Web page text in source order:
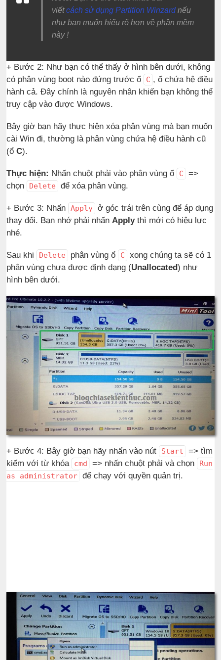
viếtcách sử dụng Partition Winzardnếu
như bạn muốn hiểu rõ hơn về phần mềm
này !
+ Bước 2: Như bạn có thể thấy ở hình bên dưới, không
có phân vùng boot nào đứng trước ổ
C , ổ chứa hệ điều
hành cả. Đây chính là nguyên nhân khiến bạn không thể
truy cập vào được Windows.
Bây giờ bạn hãy thực hiện xóa phân vùng mà bạn muốn
cài Win đi, thường là phân vùng chứa hệ điều hành cũ
(ổC).
Thực hiện: Nhấn chuột phải vào phân vùng ổ C
=>
chọn
Delete để xóa phân vùng.
+ Bước 3: Nhấn Apply ở góc trái trên cùng để áp dụng
thay đổi. Bạn nhớ phải nhấnApplythì mới có hiệu lực
nhé.
Sau khi Delete phân vùng ổ C
xong chúng ta sẽ có 1
phân vùng chưa được định dạng (Unallocated) như
hình bên dưới.
+ Bước 4: Bây giờ bạn hãy nhấn vào nút Start
=> tìm
kiếm với từ khóa
cmd => nhấn chuột phải và chọn
Run
as administrator để chạy với quyền quản trị.